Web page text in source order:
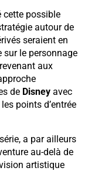
cette possible
autour de
seraient en
sur le personnage
aux
de Disney avec
points d’entrée
a par ailleurs
au-delà de
artistique